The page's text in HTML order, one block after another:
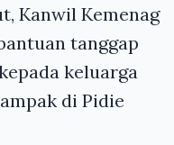
Kanwil Kemenag
tanggap
keluarga
di Pidie